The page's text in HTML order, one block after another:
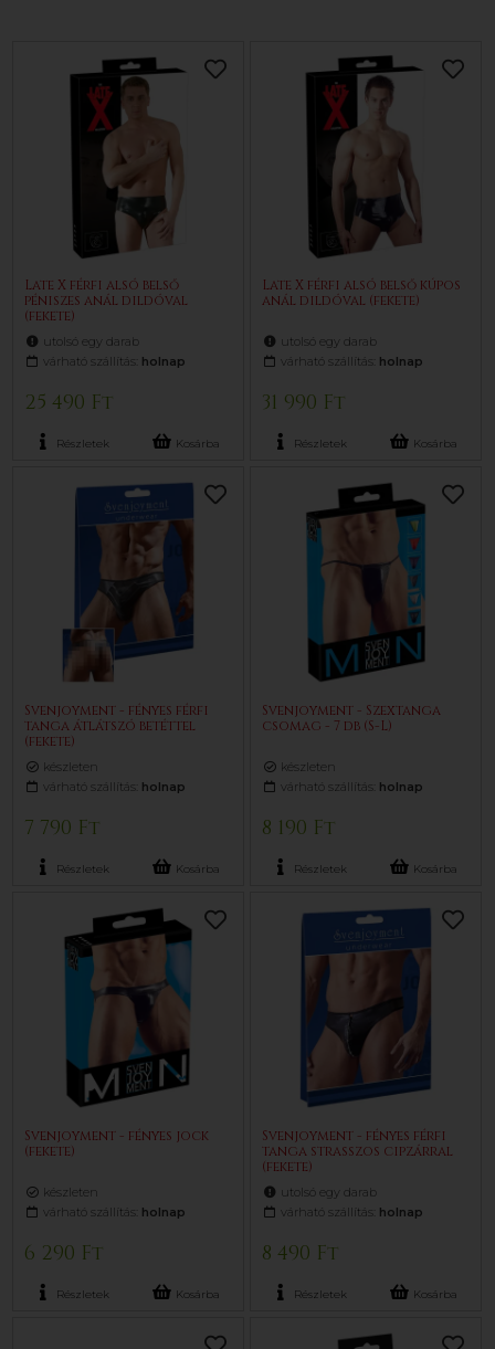
Late X férfi alsó belső
péniszes anál dildóval
(fekete)
utolsó egy darab
várható szállítás: holnap
25 490 Ft
Részletek Kosárba
Late X férfi alsó belső kúpos
anál dildóval (fekete)
utolsó egy darab
várható szállítás: holnap
31 990 Ft
Részletek Kosárba
Svenjoyment - fényes férfi
tanga átlátszó betéttel
(fekete)
készleten
várható szállítás: holnap
7 790 Ft
Részletek Kosárba
Svenjoyment - Szextanga
csomag - 7 db (S-L)
készleten
várható szállítás: holnap
8 190 Ft
Részletek Kosárba
Svenjoyment - fényes jock
(fekete)
készleten
várható szállítás: holnap
6 290 Ft
Részletek Kosárba
Svenjoyment - fényes férfi
tanga strasszos cipzárral
(fekete)
utolsó egy darab
várható szállítás: holnap
8 490 Ft
Részletek Kosárba